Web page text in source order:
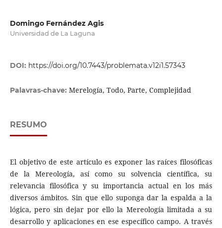
Domingo Fernández Agis
Universidad de La Laguna
DOI: https://doi.org/10.7443/problemata.v12i1.57343
Palavras-chave: Merelogía, Todo, Parte, Complejidad
RESUMO
El objetivo de este artículo es exponer las raíces filosóficas
de la Mereología, así como su solvencia científica, su
relevancia filosófica y su importancia actual en los más
diversos ámbitos. Sin que ello suponga dar la espalda a la
lógica, pero sin dejar por ello la Mereología limitada a su
desarrollo y aplicaciones en ese específico campo. A través